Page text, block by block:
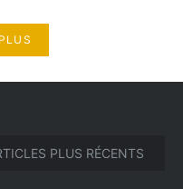
PLUS RÉCENTS